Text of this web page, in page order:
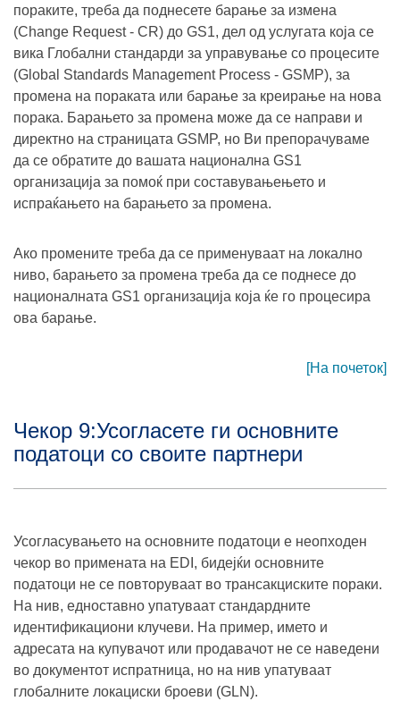
пораките, треба да поднесете барање за измена
(Change Request - CR) до GS1, дел од услугата која се
вика Глобални стандарди за управување со процесите
(Global Standards Management Process - GSMP), за
промена на пораката или барање за креирање на нова
порака. Барањето за промена може да се направи и
директно на страницата GSMP, но Ви препорачуваме
да се обратите до вашата национална GS1
организација за помоќ при составувањењето и
испраќањето на барањето за промена.
Ако промените треба да се применуваат на локално
ниво, барањето за промена треба да се поднесе до
националната GS1 организација која ќе го процесира
ова барање.
[На почеток]
Чекор 9:Усогласете ги основните
податоци со своите партнери
Усогласувањето на основните податоци е неопходен
чекор во примената на EDI, бидејќи основните
податоци не се повторуваат во трансакциските пораки.
На нив, едноставно упатуваат стандардните
идентификациони клучеви. На пример, името и
адресата на купувачот или продавачот не се наведени
во документот испратница, но на нив упатуваат
глобалните локациски броеви (GLN).